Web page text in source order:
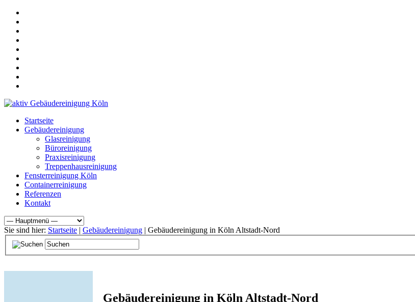
Startseite
Gebäudereinigung
Glasreinigung
Büroreinigung
Praxisreinigung
Treppenhausreinigung
Fensterreinigung Köln
Containerreinigung
Referenzen
Kontakt
Sie sind hier: Startseite | Gebäudereinigung | Gebäudereinigung in Köln Altstadt-Nord
Gebäudereinigung in Köln Altstadt-Nord